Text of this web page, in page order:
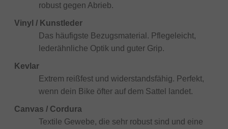
robust gegen Abrieb.
Vinyl / Kunstleder
Das häufigste Bezugsmaterial. Pflegeleicht,
lederähnliche Optik und guter Grip.
Kevlar
Extrem reißfest und widerstandsfähig. Perfekt,
wenn dein Bike öfter auf dem Sattel landet.
Canvas / Cordura
Textile Gewebe, die sehr robust sind und eine